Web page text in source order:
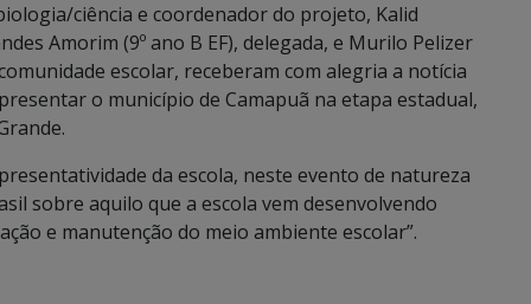
ciência e coordenador do projeto, Kalid
Amorim (9º ano B EF), delegada, e Murilo Pelizer
escolar, receberam com alegria a notícia
o município de Camapuã na etapa estadual,
da escola, neste evento de natureza
sobre aquilo que a escola vem desenvolvendo
e manutenção do meio ambiente escolar”.